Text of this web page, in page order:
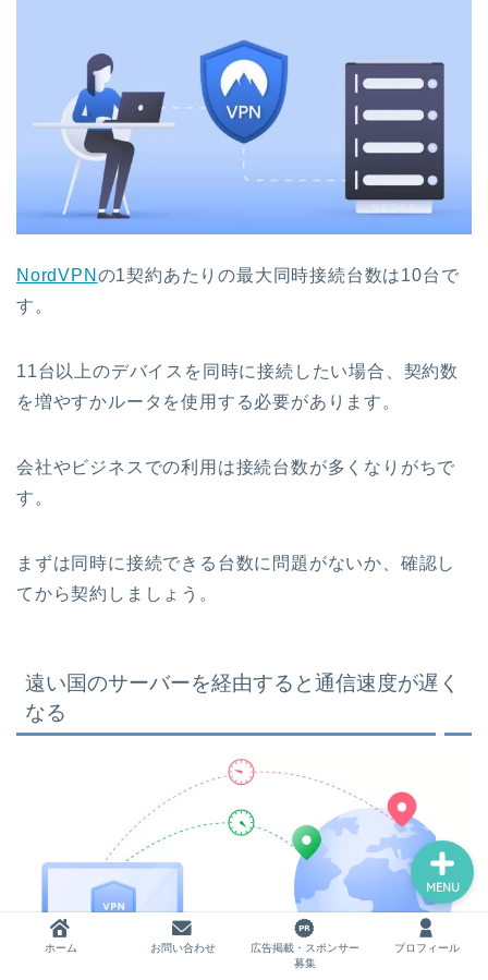
NordVPN の1契約あたりの最大同時接続台数は10台で
す。
11台以上のデバイスを同時に接続したい場合、契約数
を増やすかルータを使用する必要があります。
会社やビジネスでの利用は接続台数が多くなりがちで
す。
まずは同時に接続できる台数に問題がないか、確認し
てから契約しましょう。
遠い国のサーバーを経由すると通信速度が遅く
なる
ホーム お問い合わせ
広告掲載・スポンサー
募集
プロフィール
MENU